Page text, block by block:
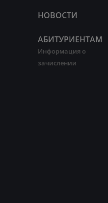
НОВОСТИ
АБИТУРИЕНТАМ
Информация о
зачислении